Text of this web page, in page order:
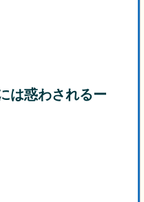
は惑わされるー